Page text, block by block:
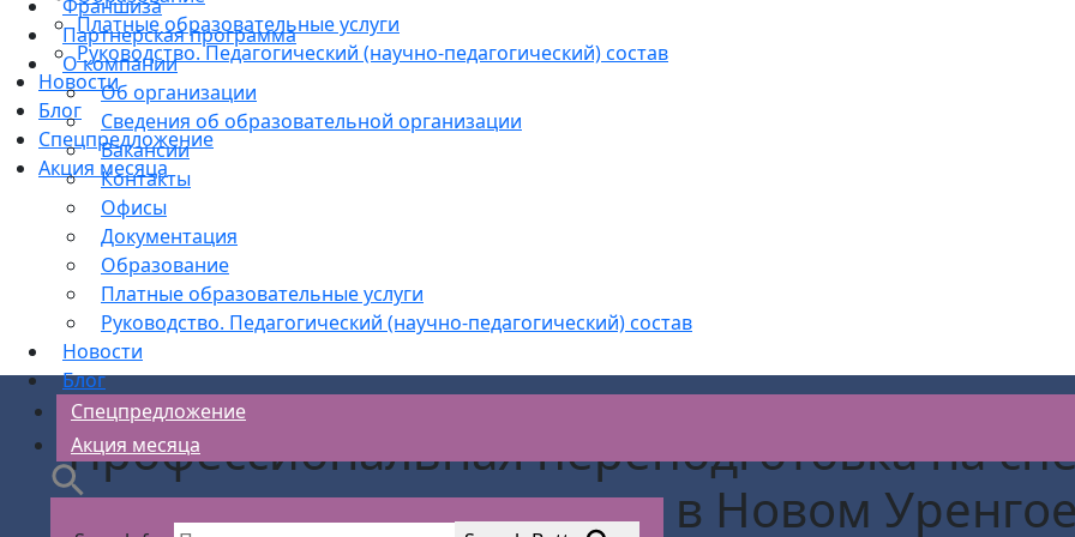
Платные образовательные услуги
Руководство. Педагогический (научно-педагогический) состав
Новости
Блог
Спецпредложение
Акция месяца
Франшиза
Партнерская программа
О компании
Об организации
Сведения об образовательной организации
Вакансии
Контакты
Офисы
Документация
Образование
Платные образовательные услуги
Руководство. Педагогический (научно-педагогический) состав
Новости
Блог
Спецпредложение
Акция месяца
Профессиональная переподготовка на
труда в Новом Уренгое